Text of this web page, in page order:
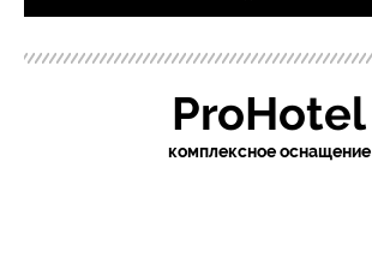
ProHotel
комплексное оснащение